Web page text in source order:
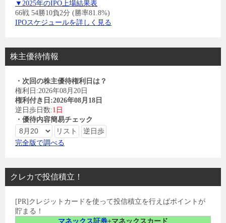
▼2025年のIPO上場結果表
66戦 54勝10負2分 (勝率81.8%)
IPOスケジュールを詳しく見る
株主優待情報
・次回の株主優待権利日は？
権利日:2026年08月20日
権利付き日:2026年08月18日
逆日歩日数:1日
・優待内容簡易チェック
完全版で調べる
クレカで投信積立！
[PR]クレジットカードを使って投信積立を行えばポイントが
貯まる！
マネックス証券+マネックスカード